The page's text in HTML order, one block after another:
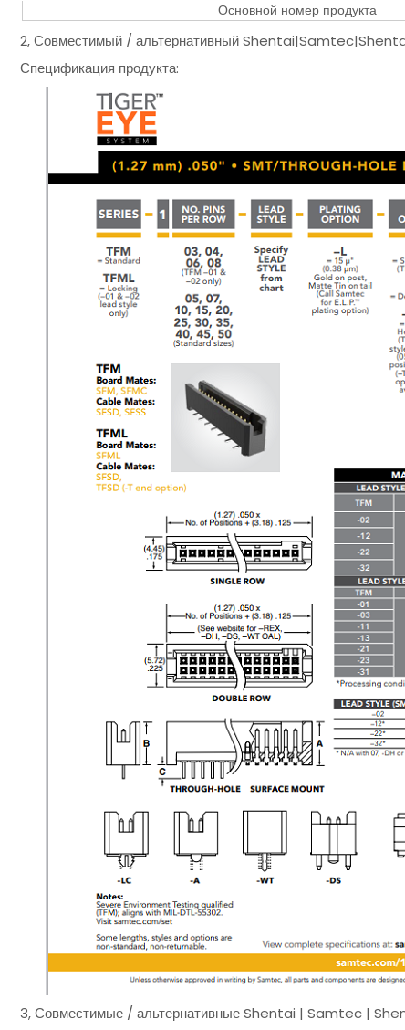
Основной номер продукта
2, Совместимый / альтернативный
Спецификация продукта:
3, Совместимые / альтернативные Shentai | Samtec |